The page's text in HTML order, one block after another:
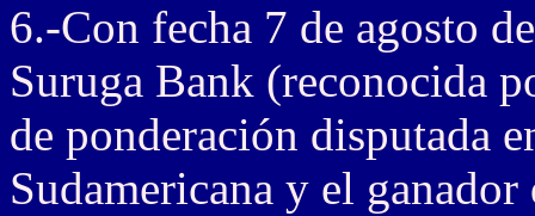
6.-Con fecha 7 de agosto
Suruga Bank (reconocida
de ponderación disputada
Sudamericana y el